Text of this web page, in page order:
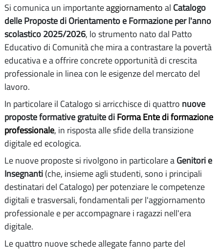
Si comunica un importanteaggiornamentoal Catalogo
delle Proposte di Orientamento e Formazione per l'anno
scolastico 2025/2026, lo strumento nato dal Patto
Educativo di Comunità che mira a contrastare la povertà
educativa e a offrire concrete opportunità di crescita
professionale in linea con le esigenze del mercato del
lavoro.
In particolare il Catalogo si arricchisce di quattro nuove
proposte formative gratuite diForma Ente di formazione
professionale, in risposta alle sfide della transizione
digitale ed ecologica.
Le nuove proposte si rivolgono in particolare aGenitori e
Insegnanti(che, insieme agli studenti, sono i principali
destinatari del Catalogo) per potenziare le competenze
digitali e trasversali, fondamentali per l'aggiornamento
professionale e per accompagnare i ragazzi nell'era
digitale.
Le quattro nuove schede allegate fanno parte del